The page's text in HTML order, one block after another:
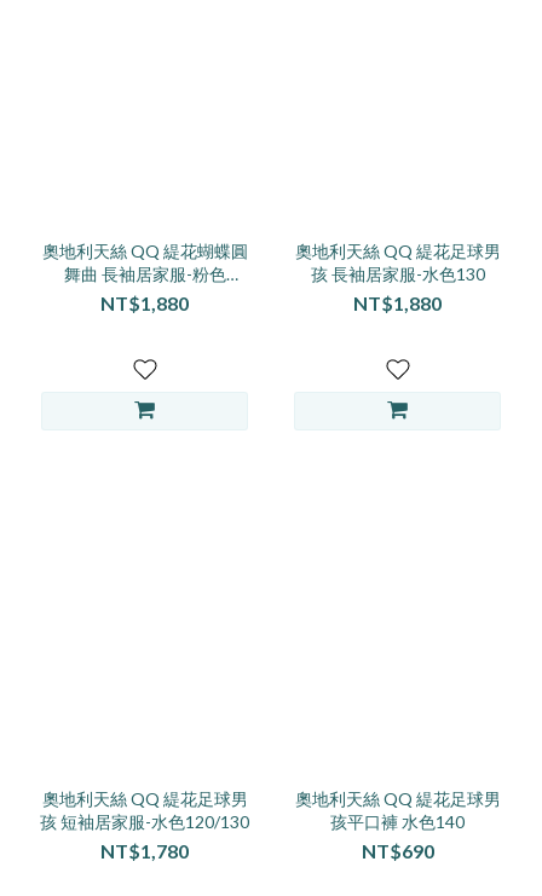
奧地利天絲 QQ 緹花蝴蝶圓
舞曲 長袖居家服-粉色
120~140
NT$1,880
奧地利天絲 QQ 緹花足球男
孩 長袖居家服-水色130
NT$1,880
奧地利天絲 QQ 緹花足球男
孩 短袖居家服-水色120/130
NT$1,780
奧地利天絲 QQ 緹花足球男
孩平口褲 水色140
NT$690